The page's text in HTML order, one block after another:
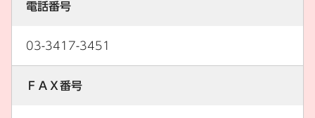
電話番号
03-3417-3451
ＦＡＸ番号